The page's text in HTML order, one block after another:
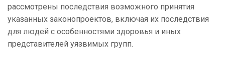
рассмотрены последствия возможного принятия
указанных законопроектов, включая их последствия
для людей с особенностями здоровья и иных
представителей уязвимых групп.